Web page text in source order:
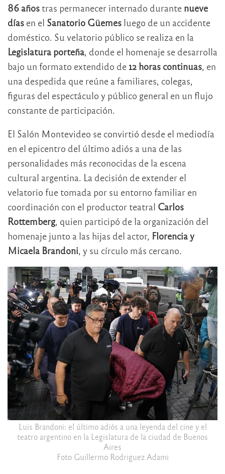
86 años tras permanecer internado durante nueve
días en el Sanatorio Güemes luego de un accidente
doméstico. Su velatorio público se realiza en la
Legislatura porteña, donde el homenaje se desarrolla
bajo un formato extendido de 12 horas continuas, en
una despedida que reúne a familiares, colegas,
figuras del espectáculo y público general en un flujo
constante de participación.
El Salón Montevideo se convirtió desde el mediodía
en el epicentro del último adiós a una de las
personalidades más reconocidas de la escena
cultural argentina. La decisión de extender el
velatorio fue tomada por su entorno familiar en
coordinación con el productor teatral Carlos
Rottemberg, quien participó de la organización del
homenaje junto a las hijas del actor, Florencia y
Micaela Brandoni, y su círculo más cercano.
Luis Brandoni: el último adiós a una leyenda del cine y el
teatro argentino en la Legislatura de la ciudad de Buenos
Aires
Foto Guillermo Rodriguez Adami